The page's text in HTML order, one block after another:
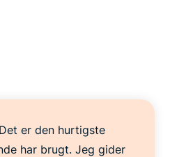
er den hurtigste
har brugt. Jeg gider